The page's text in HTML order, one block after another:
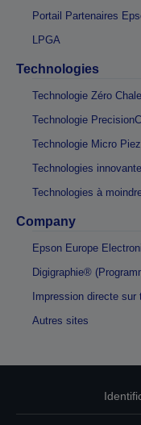
Portail Partenaires
LPGA
Technologies
Technologie Zéro
Technologie
Technologie Micro
Technologies
Technologies à
Company
Epson Europe
Digigraphie®
Impression directe sur
Autres sites